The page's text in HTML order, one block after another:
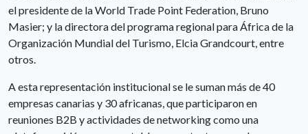
el presidente de la World Trade Point Federation, Bruno
Masier; y la directora del programa regional para África de la
Organización Mundial del Turismo, Elcia Grandcourt, entre
otros.
A esta representación institucional se le suman más de 40
empresas canarias y 30 africanas, que participaron en
reuniones B2B y actividades de networking como una